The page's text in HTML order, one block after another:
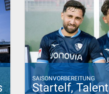
SAISONVORBEREITUNG
Startelf,